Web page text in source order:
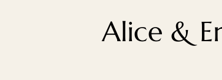
Alice &